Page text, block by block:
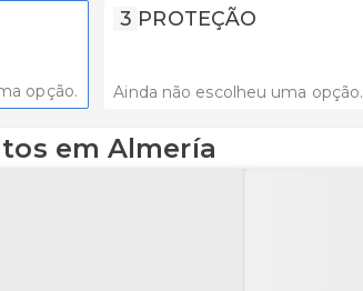
opção.
3 PROTEÇÃO
Ainda não escolheu uma opção.
em Almería